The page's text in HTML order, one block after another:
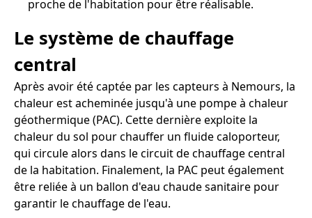
proche de l'habitation pour être réalisable.
Le système de chauffage
central
Après avoir été captée par les capteurs à Nemours, la
chaleur est acheminée jusqu'à une pompe à chaleur
géothermique (PAC). Cette dernière exploite la
chaleur du sol pour chauffer un fluide caloporteur,
qui circule alors dans le circuit de chauffage central
de la habitation. Finalement, la PAC peut également
être reliée à un ballon d'eau chaude sanitaire pour
garantir le chauffage de l'eau.